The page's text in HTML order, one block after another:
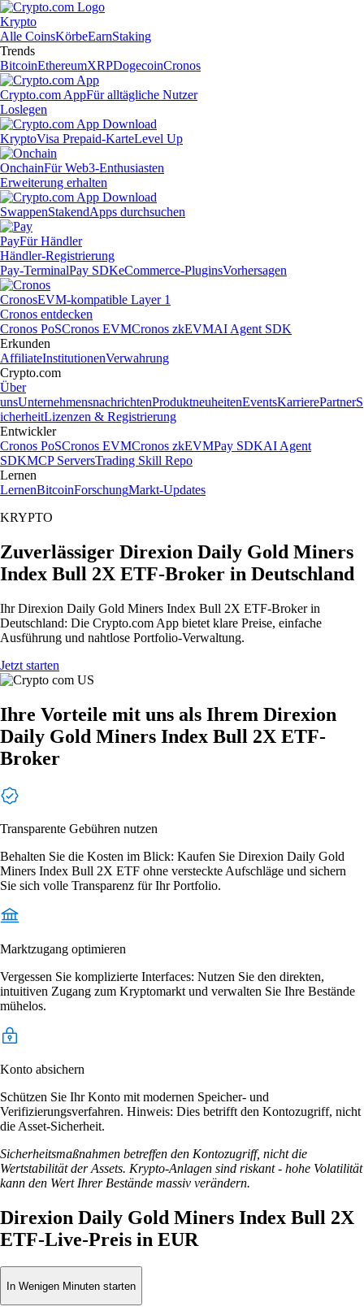
Krypto
Alle CoinsKörbeEarnStaking
Trends
BitcoinEthereumXRPDogecoinCronos
Crypto.com AppFür alltägliche Nutzer
Loslegen
KryptoVisa Prepaid-KarteLevel Up
OnchainFür Web3-Enthusiasten
Erweiterung erhalten
SwappenStakendApps durchsuchen
PayFür Händler
Händler-Registrierung
Pay-TerminalPay SDKeCommerce-PluginsVorhersagen
CronosEVM-kompatible Layer 1
Cronos entdecken
Cronos PoSCronos EVMCronos zkEVMAI Agent SDK
Erkunden
AffiliateInstitutionenVerwahrung
Crypto.com
Über
unsUnternehmensnachrichtenProduktneuheitenEventsKarrierePartnerS
icherheitLizenzen & Registrierung
Entwickler
Cronos PoSCronos EVMCronos zkEVMPay SDKAI Agent
SDKMCP ServersTrading Skill Repo
Lernen
LernenBitcoinForschungMarkt-Updates
KRYPTO
Zuverlässiger Direxion Daily Gold Miners
Index Bull 2X ETF-Broker in Deutschland
Ihr Direxion Daily Gold Miners Index Bull 2X ETF-Broker in
Deutschland: Die Crypto.com App bietet klare Preise, einfache
Ausführung und nahtlose Portfolio-Verwaltung.
Jetzt starten
Ihre Vorteile mit uns als Ihrem Direxion
Daily Gold Miners Index Bull 2X ETF-
Broker
Transparente Gebühren nutzen
Behalten Sie die Kosten im Blick: Kaufen Sie Direxion Daily Gold
Miners Index Bull 2X ETF ohne versteckte Aufschläge und sichern
Sie sich volle Transparenz für Ihr Portfolio.
Marktzugang optimieren
Vergessen Sie komplizierte Interfaces: Nutzen Sie den direkten,
intuitiven Zugang zum Kryptomarkt und verwalten Sie Ihre Bestände
mühelos.
Konto absichern
Schützen Sie Ihr Konto mit modernen Speicher- und
Verifizierungsverfahren. Hinweis: Dies betrifft den Kontozugriff, nicht
die Asset-Sicherheit.
Sicherheitsmaßnahmen betreffen den Kontozugriff, nicht die
Wertstabilität der Assets. Krypto-Anlagen sind riskant - hohe Volatilität
kann den Wert Ihrer Bestände massiv verändern.
Direxion Daily Gold Miners Index Bull 2X
ETF-Live-Preis in EUR
In Wenigen Minuten starten